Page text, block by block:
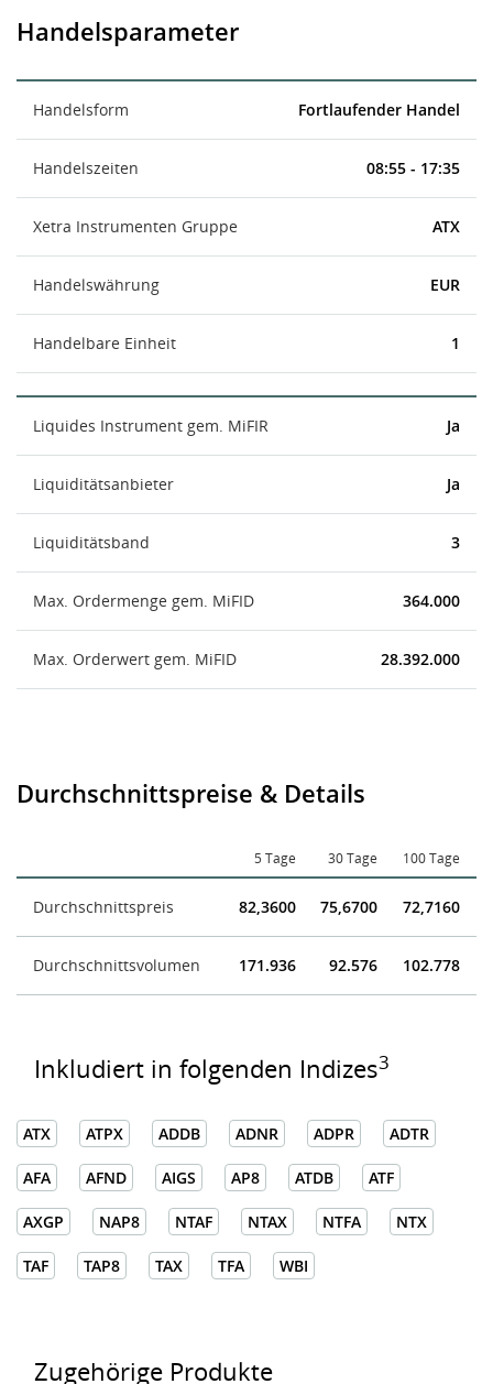
Handelsparameter
Handelsform Fortlaufender Handel
Handelszeiten 08:55 - 17:35
Xetra Instrumenten Gruppe ATX
Handelswährung EUR
Handelbare Einheit 1
Liquides Instrument gem. MiFIR Ja
Liquiditätsanbieter Ja
Liquiditätsband 3
Max. Ordermenge gem. MiFID 364.000
Max. Orderwert gem. MiFID 28.392.000
Durchschnittspreise & Details
5 Tage 30 Tage 100 Tage
Durchschnittspreis 82,3600 75,6700 72,7160
Durchschnittsvolumen 171.936 92.576 102.778
Inkludiert in folgenden Indizes3
ATX ATPX ADDB ADNR ADPR ADTR
AFA AFND AIGS AP8 ATDB ATF
AXGP NAP8 NTAF NTAX NTFA NTX
TAF TAP8 TAX TFA WBI
Zugehörige Produkte